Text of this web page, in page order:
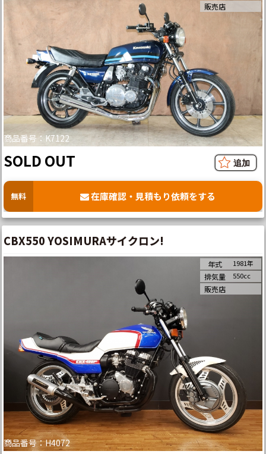
商品番号：K7122
販売店
SOLD OUT
無料 在庫確認・見積もり依頼をする
CBX550 YOSIMURAサイクロン!
商品番号：H4072
年式 1981年
排気量 550cc
販売店